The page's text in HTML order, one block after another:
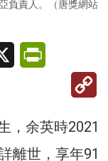
負責人。（唐獎網站
X
，余英時2021
離世，享年91